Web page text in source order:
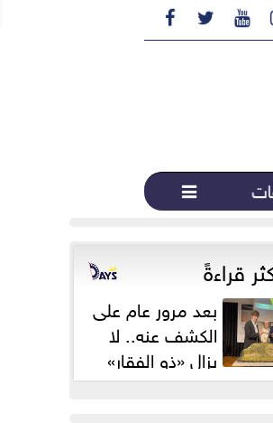
  

قراءةً
بعد مرور عام على
الكشف عنه.. لا
يزال «ذو الفقار»